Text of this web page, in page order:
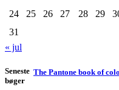
The Pantone book of
24
25 26 27 28 29
31
« jul
Seneste
bøger